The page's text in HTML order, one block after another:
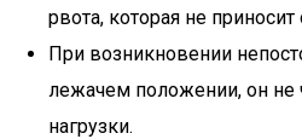
рвота, которая не
При возникновении
лежачем положении, он не
нагрузки.